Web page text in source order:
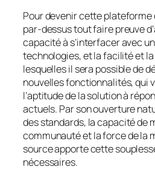
Pour devenir cette plateforme
par-dessus tout faire preuve
capacité à s’interfacer avec
technologies, et la facilité et
lesquelles il sera possible de
nouvelles fonctionnalités, qui
l’aptitude de la solution à
actuels. Par son ouverture
des standards, la capacité de
communauté et la force de la
source apporte cette
nécessaires.